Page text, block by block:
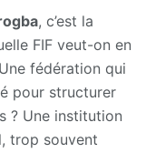
, c’est la
FIF veut-on en
fédération qui
pour structurer
? Une institution
trop souvent